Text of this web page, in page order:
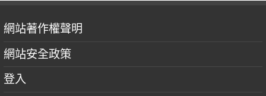
網站著作權聲明
網站安全政策
登入